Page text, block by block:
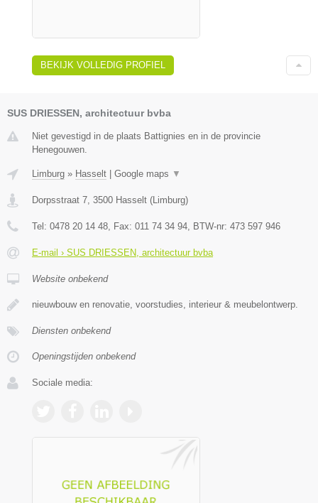
BEKIJK VOLLEDIG PROFIEL
SUS DRIESSEN, architectuur bvba
Niet gevestigd in de plaats Battignies en in de provincie
Henegouwen.
Limburg » Hasselt | Google maps ▼
Dorpsstraat 7 3500 Hasselt (Limburg)
Tel: 0478 20 14 48 , Fax: 011 74 34 94 , BTW-nr: 473 597 946
E-mail › SUS DRIESSEN, architectuur bvba
Website onbekend
nieuwbouw en renovatie, voorstudies, interieur & meubelontwerp.
Diensten onbekend
Openingstijden onbekend
Sociale media: